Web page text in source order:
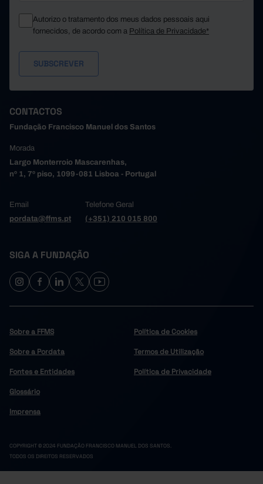
Autorizo o tratamento dos meus dados pessoais aqui
fornecidos, de acordo com a Política de Privacidade*
CONTACTOS
Fundação Francisco Manuel dos Santos
Morada
Largo Monterroio Mascarenhas,
nº 1, 7º piso, 1099-081 Lisboa - Portugal
Email
pordata@ffms.pt
Telefone Geral
(+351) 210 015 800
SIGA A FUNDAÇÃO
Sobre a FFMS
Sobre a Pordata
Fontes e Entidades
Glossário
Imprensa
Política de Cookies
Termos de Utilização
Política de Privacidade
COPYRIGHT © 2024 FUNDAÇÃO FRANCISCO MANUEL DOS SANTOS.
TODOS OS DIREITOS RESERVADOS